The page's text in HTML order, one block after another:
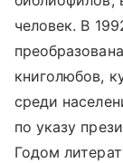
человек. В
книголюбов,
среди
по указу
Годом